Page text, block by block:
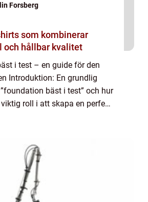
Forsberg
som kombinerar
och hållbar kvalitet
i test – en guide för den
Introduktion: En grundlig
bäst i test” och hur
roll i att skapa en perfekt